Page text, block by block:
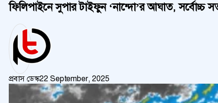
ফিলিপাইনে সুপার টাইফুন ‘নান্দো’র আঘাত, সর্বোচ্চ
প্রবাস ডেস্ক22 September, 2025